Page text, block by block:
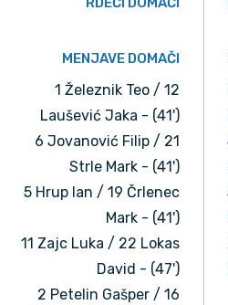
MENJAVE DOMAČI
1 Železnik Teo / 12
Laušević Jaka - (41')
6 Jovanović Filip / 21
Strle Mark - (41')
5 Hrup Ian / 19 Črlenec
Mark - (41')
11 Zajc Luka / 22 Lokas
David - (47')
2 Petelin Gašper / 16